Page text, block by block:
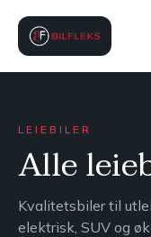
LEIEBILER
Alle
Kvalitetsbiler til
elektrisk, SUV og